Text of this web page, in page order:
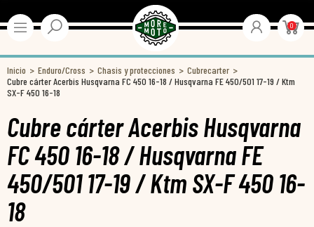
0
Inicio Enduro/Cross Chasis y protecciones
Cubrecarter
Cubre cárter Acerbis Husqvarna FC 450 16-18 / Husqvarna FE 450/501 17-19 / Ktm
SX-F 450 16-18
Cubre cárter Acerbis Husqvarna
FC 450 16-18 / Husqvarna FE
450/501 17-19 / Ktm SX-F 450 16-
18